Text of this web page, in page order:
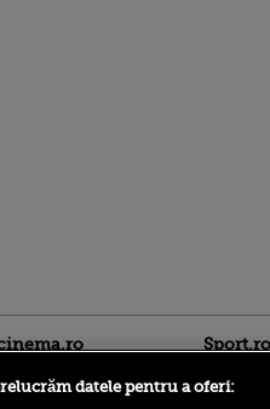
Sport.ro
datele pentru a oferi: